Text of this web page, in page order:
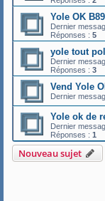
Yole OK
Dernier
Réponses : 5
yole tout
Dernier
Réponses : 3
Vend Yole
Dernier
Yole ok de
Dernier
Réponses : 1
Nouveau sujet